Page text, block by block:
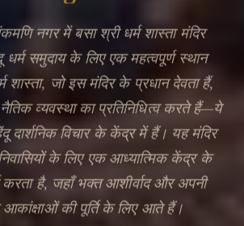
🔍
नगर में बसा श्री धर्म शास्ता मंदिर
धर्म समुदाय के लिए एक महत्वपूर्ण स्थान
शास्ता, जो इस मंदिर के प्रधान देवता हैं,
नैतिक व्यवस्था का प्रतिनिधित्व करते हैं—ये
दार्शनिक विचार के केंद्र में हैं। यह मंदिर
के लिए एक आध्यात्मिक केंद्र के
करता है, जहाँ भक्त आशीर्वाद और अपनी
आकांक्षाओं की पूर्ति के लिए आते हैं।